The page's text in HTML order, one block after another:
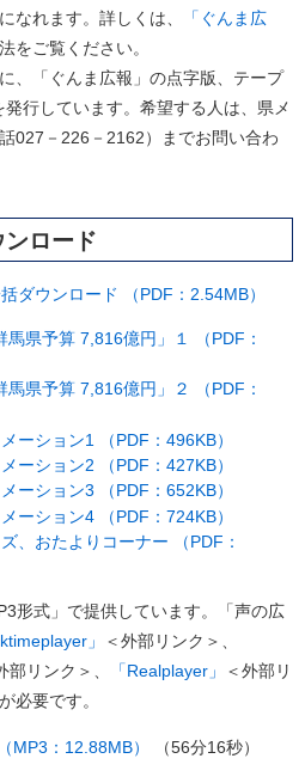
なれます。詳しくは、
「ぐんま広
をご覧ください。
、「ぐんま広報」の点字版、テープ
行しています。希望する人は、県メ
027－226－2162）までお問い合わ
ロード
ダウンロード （PDF：2.54MB）
県予算 7,816億円」１ （PDF：
県予算 7,816億円」２ （PDF：
ーション1 （PDF：496KB）
ーション2 （PDF：427KB）
ーション3 （PDF：652KB）
ーション4 （PDF：724KB）
、おたよりコーナー （PDF：
形式」で提供しています。「声の広
」 ＜外部リンク＞ 、
部リンク＞ 、 「Realplayer」
＜外部リ
必要です。
MP3：12.88MB） （56分16秒）​